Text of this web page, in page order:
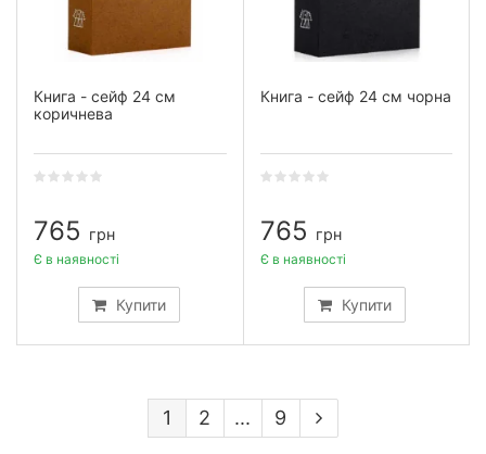
Книга - сейф 24 см
коричнева
765 грн
Купити
Є в наявності
Книга - сейф 24 см чорна
765 грн
Купити
Є в наявності
1 2 ... 9